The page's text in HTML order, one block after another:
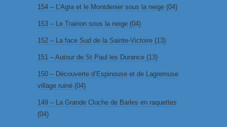
154 – L’Agra et le Montdenier sous la neige (04)
153 – Le Trainon sous la neige (04)
152 – La face Sud de la Sainte-Victoire (13)
151 – Autour de St Paul les Durance (13)
150 – Découverte d’Espinouse et de Lagremuse
village ruiné (04)
149 – La Grande Cloche de Barles en raquettes
(04)